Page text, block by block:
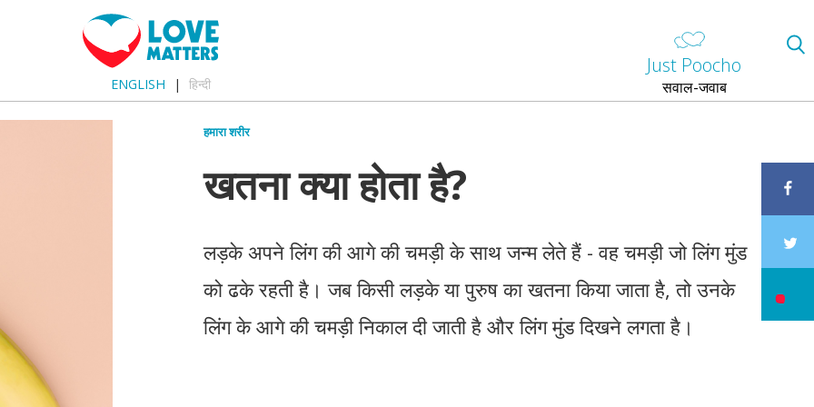
ENGLISH हिन्दी
Just Poocho
सवाल-जवाब
हमारा शरीर
खतना क्या होता है?
लड़के अपने लिंग की आगे की चमड़ी के साथ जन्म लेते हैं - वह चमड़ी जो लिंग मुंड
को ढके रहती है। जब किसी लड़के या पुरुष का खतना किया जाता है, तो उनके
लिंग के आगे की चमड़ी निकाल दी जाती है और लिंग मुंड दिखने लगता है।